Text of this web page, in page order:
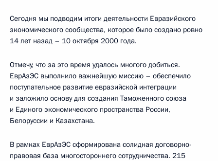
Сегодня мы подводим итоги деятельности Евразийского
экономического сообщества, которое было создано ровно
14 лет назад – 10 октября 2000 года.
Отмечу, что за это время удалось многого добиться.
ЕврАзЭС выполнило важнейшую миссию – обеспечило
поступательное развитие евразийской интеграции
и заложило основу для создания Таможенного союза
и Единого экономического пространства России,
Белоруссии и Казахстана.
В рамках ЕврАзЭС сформирована солидная договорно-
правовая база многостороннего сотрудничества. 215